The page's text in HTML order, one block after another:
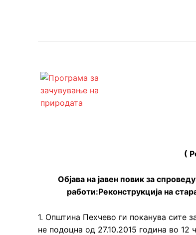
(
Објава на јавен повик за
работи:Реконструкција на
1. Општина Пехчево ги поканува сите
не подоцна од 27.10.2015 година во